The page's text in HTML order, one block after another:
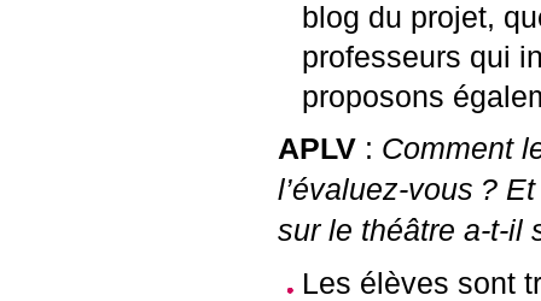
blog du projet,
professeurs qui
proposons
APLV : Comment
l’évaluez-vous ?
sur le théâtre a-t-il
Les élèves sont